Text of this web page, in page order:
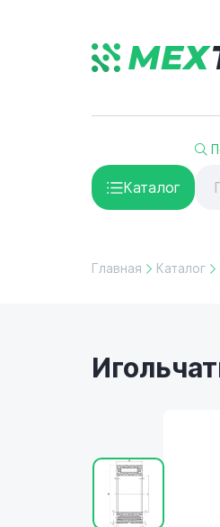
Каталог
Главная Каталог